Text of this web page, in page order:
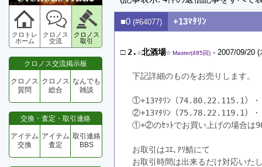
クロトレ
ホーム
クロノス
交流
クロノス
取引
クロノス交流掲示板
クロノス
質問
クロノス
総合
なんでも
雑談
交換・査定・取引連絡
アイテム
交換
アイテム
査定
取引連絡
BBS
■0 (#64077) +13ﾏﾀﾘﾝ
□ 2.☆北酒場☆ Master(485回) - 2007/09/20
下記詳細のものをお売りします。
①+13ﾏﾀﾘﾝ（74.80.22.115.1）・
②+13ﾏﾀﾘﾝ（75.78.22.119.1）・
①+②のｾｯﾄでお買い上げの場合は
お取引はｺｴ､ｱﾘ鯖にて
お取引時間は出来るだけ対応いた